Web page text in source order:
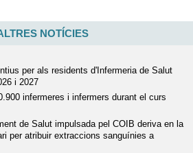
NOTÍCIES
per als residents d'Infermeria de Salut
i 2027
infermeres i infermers durant el curs
de Salut impulsada pel COIB deriva en la
per atribuir extraccions sanguínies a